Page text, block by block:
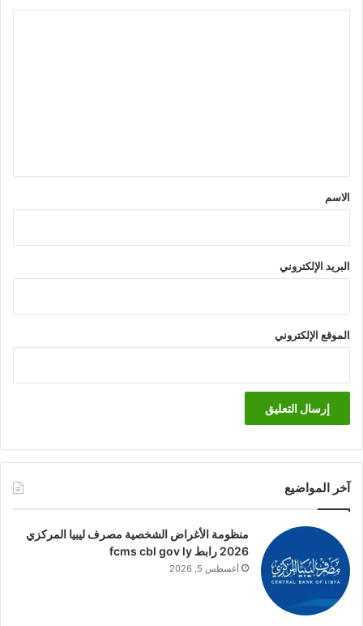
*
الاسم
البريد الإلكتروني
الموقع الإلكتروني
آخر المواضيع
منظومة الأغراض الشخصية مصرف ليبيا المركزي
2026 رابط fcms cbl gov ly
أغسطس 5, 2026